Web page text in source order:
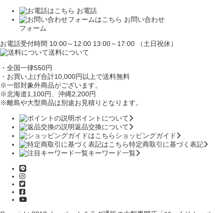
お電話
お問い合わせ
フォーム
お電話受付時間 10:00～12:00 13:00～17:00 （土日祝休）
送料について
・全国一律550円
・お買い上げ合計10,000円 以上で送料無料
※一部対象外商品がございます。
※北海道1,100円、沖縄2,200円
※離島や大型商品は別途お見積りとなります。
ポイントについて
返品交換について
ショッピングガイド
特定商取引に基づく表記
キーワード一覧